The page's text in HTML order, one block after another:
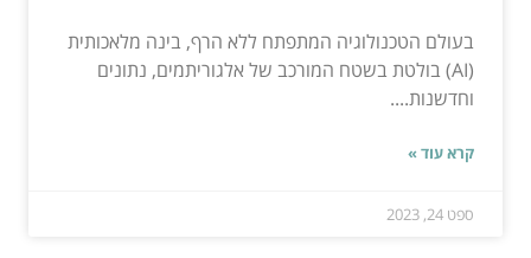
בעולם הטכנולוגיה המתפתח ללא הרף, בינה מלאכותית
(AI) בולטת בשטח המורכב של אלגוריתמים, נתונים
וחדשנות....
קרא עוד »
ספט 24, 2023